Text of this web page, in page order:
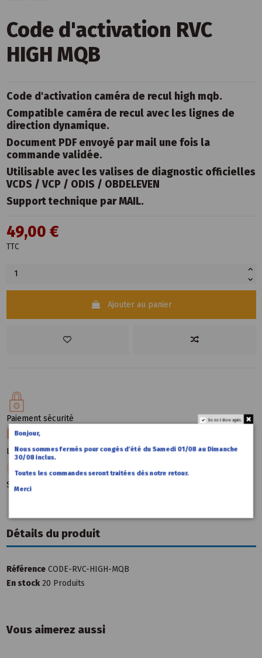
Code d'activation RVC
HIGH MQB
Code d'activation caméra de recul high mqb.
Compatible caméra de recul avec les lignes de
direction dynamique.
Document PDF envoyé par mail une fois la
commande validée.
Utilisable avec les valises de diagnostic officielles
VCDS / VCP / ODIS / OBDELEVEN
Support technique par MAIL.
49,00 €
TTC
Ajouter au panier
Paiement sécurité
Livraison garantie
Support technique
Détails du produit
Référence CODE-RVC-HIGH-MQB
En stock 20 Produits
Vous aimerez aussi
Do not show again.
Bonjour,
Nous sommes fermés pour congés d’été du Samedi 01/08 au Dimanche
30/08 inclus.
Toutes les commandes seront traitées dès notre retour.
Merci